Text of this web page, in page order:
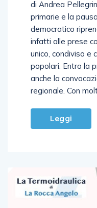
primarie e la
democratico
infatti alle prese
unico, condiviso e
popolari. Entro la
anche la
regionale. Con
Leggi